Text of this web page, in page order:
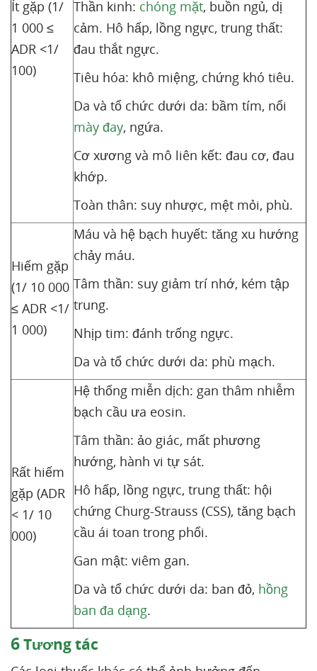
Ít gặp (1/
1 000 ≤
ADR <1/
100)
Thần kinh: chóng mặt, buồn ngủ, dị
cảm. Hô hấp, lồng ngực, trung thất:
đau thắt ngực.
Tiêu hóa: khô miệng, chứng khó tiêu.
Da và tổ chức dưới da: bầm tím, nổi
mày đay, ngứa.
Cơ xương và mô liên kết: đau cơ, đau
khớp.
Toàn thân: suy nhược, mệt mỏi, phù.
Hiếm gặp
(1/ 10 000
≤ ADR <1/
1 000)
Máu và hệ bạch huyết: tăng xu hướng
chảy máu.
Tâm thần: suy giảm trí nhớ, kém tập
trung.
Nhịp tim: đánh trống ngực.
Da và tổ chức dưới da: phù mạch.
Rất hiếm
gặp (ADR
< 1/ 10
000)
Hệ thống miễn dịch: gan thâm nhiễm
bạch cầu ưa eosin.
Tâm thần: ảo giác, mất phương
hướng, hành vi tự sát.
Hô hấp, lồng ngực, trung thất: hội
chứng Churg-Strauss (CSS), tăng bạch
cầu ái toan trong phổi.
Gan mật: viêm gan.
Da và tổ chức dưới da: ban đỏ, hồng
ban đa dạng.
6Tương tác